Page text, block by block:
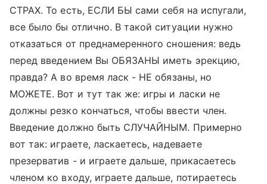
СТРАХ. То есть, ЕСЛИ БЫ сами себя на испугали,
все было бы отлично. В такой ситуации нужно
отказаться от преднамеренного сношения: ведь
перед введением Вы ОБЯЗАНЫ иметь эрекцию,
правда? А во время ласк - НЕ обязаны, но
МОЖЕТЕ. Вот и тут так же: игры и ласки не
должны резко кончаться, чтобы ввести член.
Введение должно быть СЛУЧАЙНЫМ. Примерно
вот так: играете, ласкаетесь, надеваете
презерватив - и играете дальше, прикасаетесь
членом ко входу, играете дальше, потираетесь